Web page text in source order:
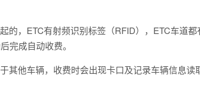
的，ETC有射频识别标签（RFID），ETC车道
完成自动收费。
其他车辆，收费时会出现卡口及记录车辆信息读